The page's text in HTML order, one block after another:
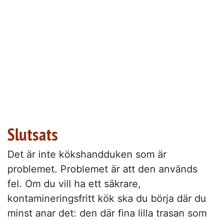
Slutsats
Det är inte kökshandduken som är
problemet. Problemet är att den används
fel. Om du vill ha ett säkrare,
kontamineringsfritt kök ska du börja där du
minst anar det: den där fina lilla trasan som